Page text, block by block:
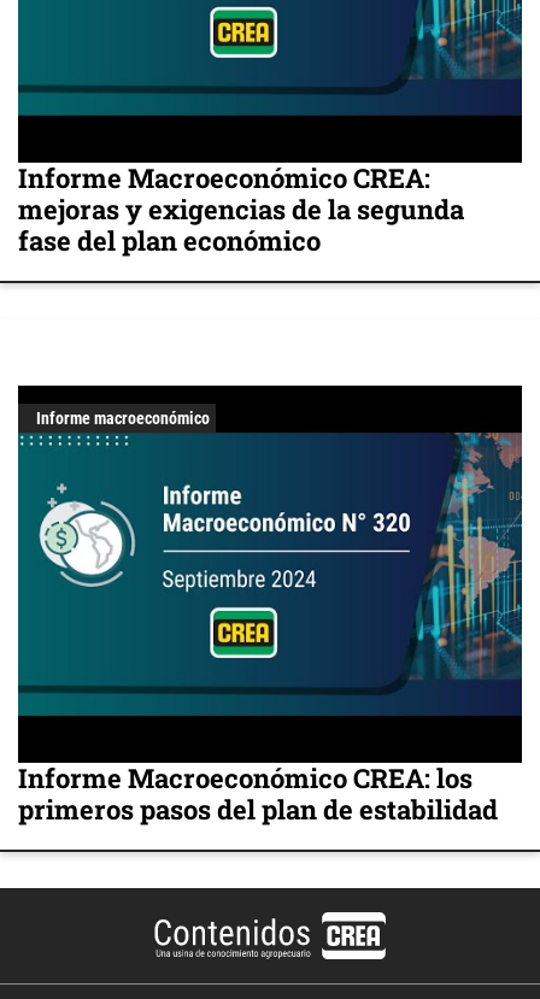
Informe Macroeconómico CREA:
mejoras y exigencias de la segunda
fase del plan económico
Informe macroeconómico
Informe Macroeconómico CREA: los
primeros pasos del plan de estabilidad